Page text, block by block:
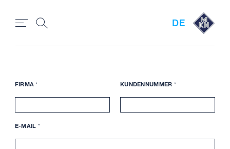
DE
FIRMA * KUNDENNUMMER *
E-MAIL *